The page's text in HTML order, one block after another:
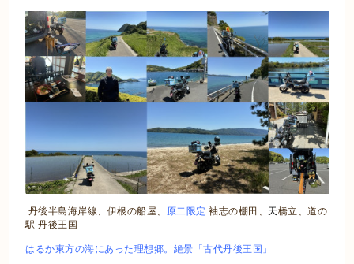
丹後半島海岸線、伊根の船屋、 原二限定 袖志の棚田、 天橋立、道の
駅 丹後王国
はるか東方の海にあった理想郷。絶景「古代丹後王国」